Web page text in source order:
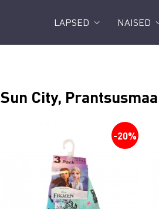
LAPSED NAISED
Sun City, Prantsusmaa
-20%